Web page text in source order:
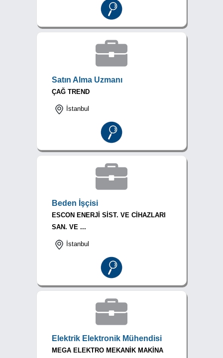
Satın Alma Uzmanı
ÇAĞ TREND
İstanbul
Beden İşçisi
ESCON ENERJİ SİST. VE CİHAZLARI
SAN. VE ...
İstanbul
Elektrik Elektronik Mühendisi
MEGA ELEKTRO MEKANİK MAKİNA